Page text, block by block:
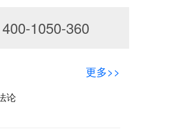
1050-360
更多>>
论